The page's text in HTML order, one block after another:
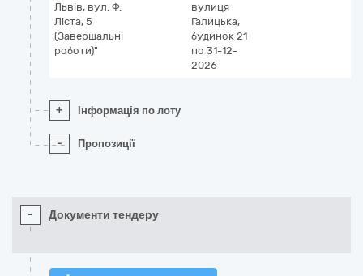
Львів, вул. Ф.
Ліста, 5
(Завершальні
роботи)"
вулиця
Галицька,
будинок 21
по 31-12-
2026
+ Інформація по лоту
- Пропозиції
- Документи тендеру